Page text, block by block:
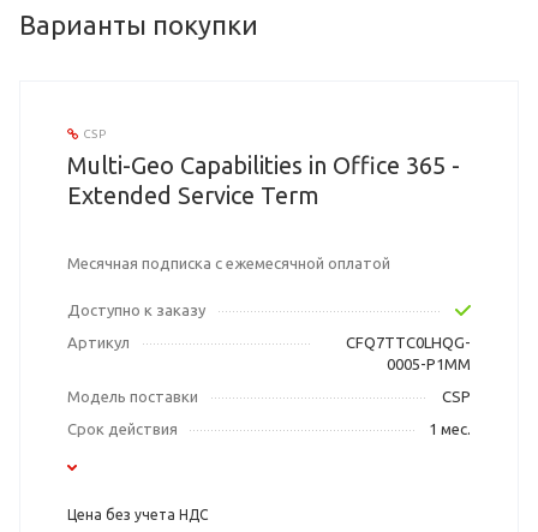
Варианты покупки
CSP
Multi-Geo Capabilities in Office 365 -
Extended Service Term
Месячная подписка с ежемесячной оплатой
Доступно к заказу
Артикул
CFQ7TTC0LHQG-
0005-P1MM
Модель поставки
CSP
Срок действия
1 мес.
Цена без учета НДС